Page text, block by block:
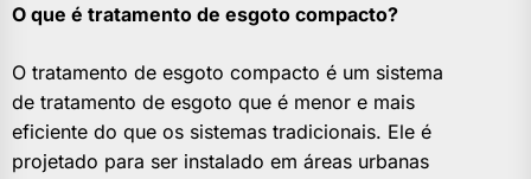
O que é tratamento de esgoto compacto?
O tratamento de esgoto compacto é um sistema
de tratamento de esgoto que é menor e mais
eficiente do que os sistemas tradicionais. Ele é
projetado para ser instalado em áreas urbanas